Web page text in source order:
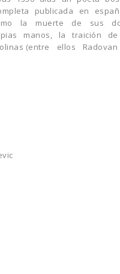
publicada en
la muerte de
manos, la traición
(entre ellos Radovan